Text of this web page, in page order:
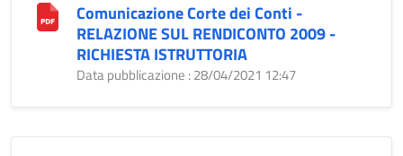
Comunicazione Corte dei Conti -
RELAZIONE SUL RENDICONTO 2009 -
RICHIESTA ISTRUTTORIA
Data pubblicazione : 28/04/2021 12:47